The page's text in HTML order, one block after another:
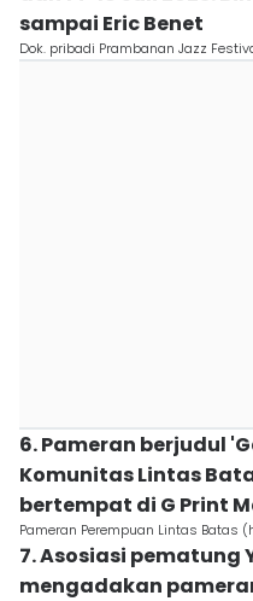
sampai Eric Benet
Dok. pribadi Prambanan Jazz
6. Pameran berjudul
Komunitas Lintas
bertempat di G Print
Pameran Perempuan Lintas
7. Asosiasi
mengadakan